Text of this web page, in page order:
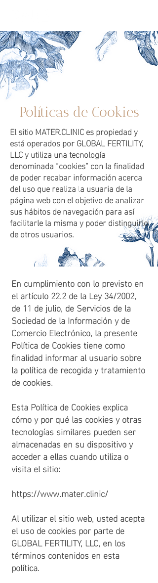
Políticas de Cookies
El sitio MATER.CLINIC es propiedad y
está operados por GLOBAL FERTILITY,
LLC y utiliza una tecnología
denominada “cookies” con la finalidad
de poder recabar información acerca
del uso que realiza la usuaria de la
página web con el objetivo de analizar
sus hábitos de navegación para así
facilitarle la misma y poder distinguirlo
de otros usuarios.
En cumplimiento con lo previsto en
el artículo 22.2 de la Ley 34/2002,
de 11 de julio, de Servicios de la
Sociedad de la Información y de
Comercio Electrónico, la presente
Política de Cookies tiene como
finalidad informar al usuario sobre
la política de recogida y tratamiento
de cookies.
Esta Política de Cookies explica
cómo y por qué las cookies y otras
tecnologías similares pueden ser
almacenadas en su dispositivo y
acceder a ellas cuando utiliza o
visita el sitio:
https://www.mater.clinic/
Al utilizar el sitio web, usted acepta
el uso de cookies por parte de
GLOBAL FERTILITY, LLC, en los
términos contenidos en esta
política.